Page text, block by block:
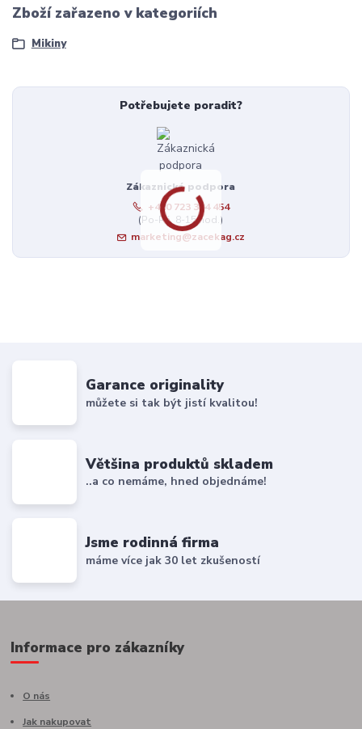
Zboží zařazeno v kategoriích
Mikiny
Potřebujete poradit?
Zákaznická podpora
+420 723 384 454
(Po-Pá, 8-15 hod.)
marketing@zacekag.cz
Garance originality
můžete si tak být jistí kvalitou!
Většina produktů skladem
..a co nemáme, hned objednáme!
Jsme rodinná firma
máme více jak 30 let zkušeností
Informace pro zákazníky
O nás
Jak nakupovat